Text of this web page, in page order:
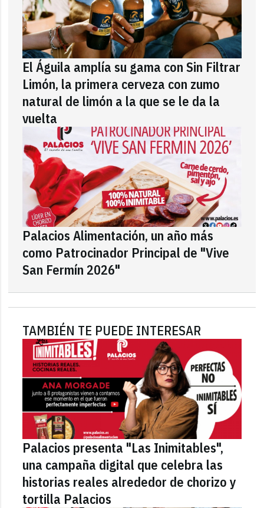
El Águila amplía su gama con Sin Filtrar
Limón, la primera cerveza con zumo
natural de limón a la que se le da la
vuelta
Palacios Alimentación, un año más
como Patrocinador Principal de "Vive
San Fermín 2026"
TAMBIÉN TE PUEDE INTERESAR
Palacios presenta "Las Inimitables",
una campaña digital que celebra las
historias reales alrededor de chorizo y
tortilla Palacios